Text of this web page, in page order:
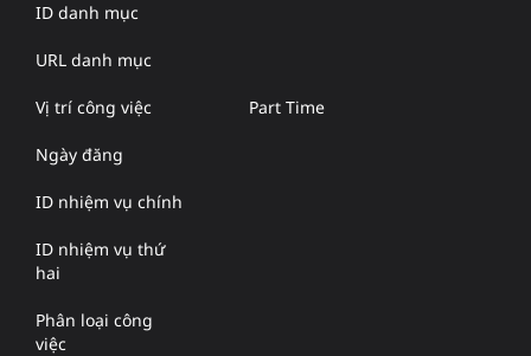
ID danh mục
URL danh mục
Vị trí công việc Part Time
Ngày đăng
ID nhiệm vụ chính
ID nhiệm vụ thứ
hai
Phân loại công
việc